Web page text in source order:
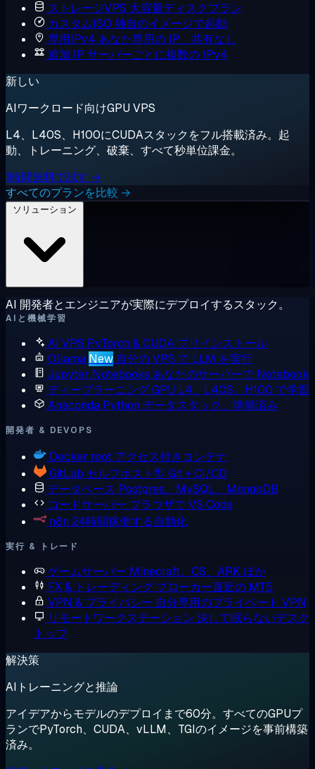
ストレージVPS 大容量ディスクプラン
カスタムISO 独自のイメージで起動
専用IPv4 あなた専用の IP、共有なし
追加 IP サーバーごとに複数の IPv4
新しい
AIワークロード向けGPU VPS
L4、L40S、H100にCUDAスタックをフル搭載済み。起
動、トレーニング、破棄、すべて秒単位課金。
1時間無料で試す →
すべてのプランを比較 →
AI 開発者とエンジニアが実際にデプロイするスタック。
AIと機械学習
AI VPS PyTorch & CUDA プリインストール
Ollama New 自分の VPS で LLM を実行
Jupyter Notebooks あなたのサーバーで Notebook
ディープラーニング GPU L4、L40S、H100 で学習
Anaconda Python データスタック、準備済み
開発者 & DEVOPS
Docker root アクセス付きコンテナ
GitLab セルフホスト型 Git + CI/CD
データベース Postgres、MySQL、MongoDB
コードサーバー ブラウザで VS Code
n8n 24時間稼働する自動化
実行 & トレード
ゲームサーバー Minecraft、CS、ARK ほか
FX & トレーディング ブローカー直近の MT5
VPN & プライバシー 自分専用のプライベート VPN
リモートワークステーション 決して眠らないデスク
トップ
解決策
AIトレーニングと推論
アイデアからモデルのデプロイまで60分。すべてのGPUプ
ランでPyTorch、CUDA、vLLM、TGIのイメージを事前構築
済み。